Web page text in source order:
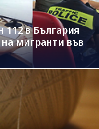
112 в България
мигранти във